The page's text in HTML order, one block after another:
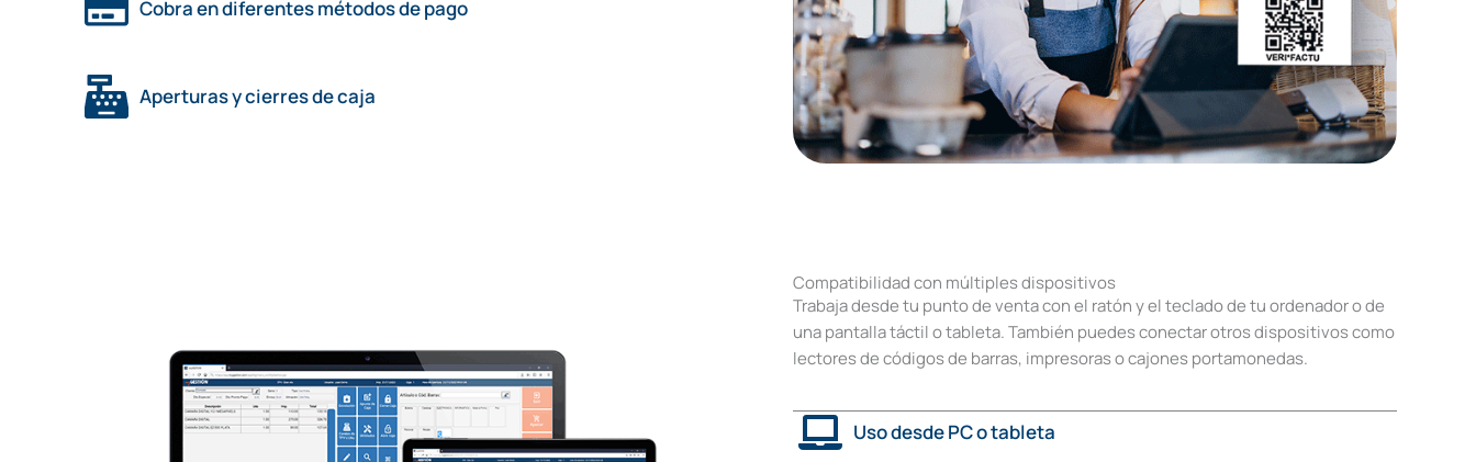
Cobra en diferentes métodos de pago
Aperturas y cierres de caja
Compatibilidad con múltiples dispositivos
Trabaja desde tu punto de venta con el ratón y el teclado de tu ordenador o de
una pantalla táctil o tableta. También puedes conectar otros dispositivos como
lectores de códigos de barras, impresoras o cajones portamonedas.
Uso desde PC o tableta